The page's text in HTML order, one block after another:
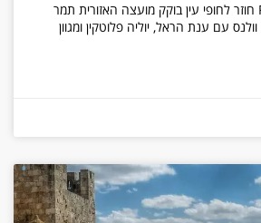
פסטיבל RECHARGE חוזר לחופי עין בוקק מועצה האזורית תמר
עם ענת הראל, יוליה פלוטקין ומגוון